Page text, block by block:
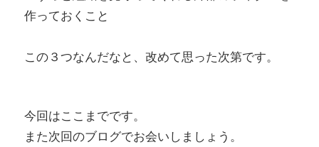
作っておくこと
この３つなんだなと、改めて思った次第です。
今回はここまでです。
また次回のブログでお会いしましょう。